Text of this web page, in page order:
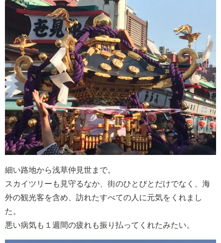
細い路地から浅草仲見世まで。
スカイツリーも見守るなか、街のひとびとだけでなく、海
外の観光客を含め、訪れたすべての人に元気をくれまし
た。
悪い病気も１週間の疲れも振り払ってくれたみたい。